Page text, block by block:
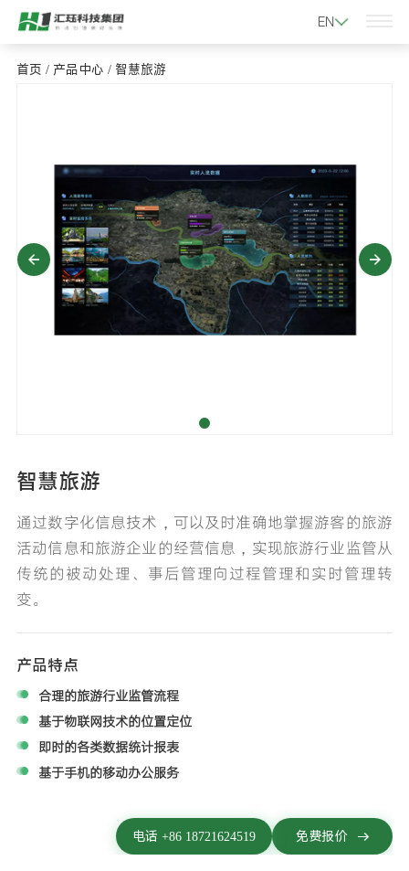
EN
首页 / 产品中心 / 智慧旅游
智慧旅游
通过数字化信息技术，可以及时准确地掌握游客的旅游
活动信息和旅游企业的经营信息，实现旅游行业监管从
传统的被动处理、事后管理向过程管理和实时管理转
变。
产品特点
合理的旅游行业监管流程
基于物联网技术的位置定位
即时的各类数据统计报表
基于手机的移动办公服务
免费报价
电话 +86 18721624519